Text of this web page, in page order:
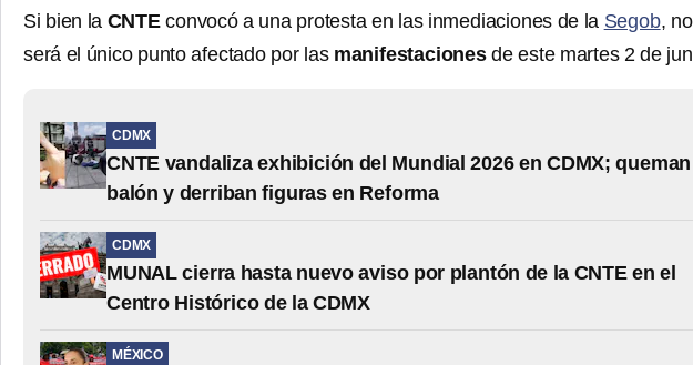
Si bien la CNTEconvocó a una protesta en las inmediaciones de la Segob, no
será el único punto afectado por lasmanifestacionesde este martes 2 de
CDMX
CNTE vandaliza exhibición del Mundial 2026 en CDMX; queman
balón y derriban figuras en Reforma
CDMX
MUNAL cierra hasta nuevo aviso por plantón de la CNTE en el
Centro Histórico de la CDMX
MÉXICO